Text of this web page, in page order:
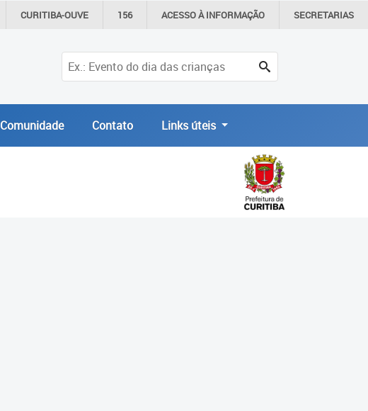
CURITIBA-OUVE 156 ACESSO ÀINFORMAÇÃO SECRETARIAS
Comunidade Contato Links úteis